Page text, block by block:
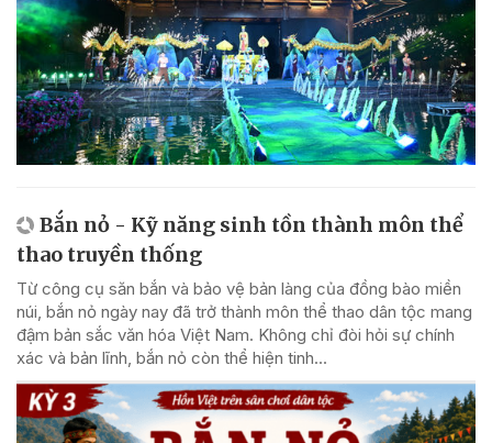
Bắn nỏ - Kỹ năng sinh tồn thành môn thể
thao truyền thống
Từ công cụ săn bắn và bảo vệ bản làng của đồng bào miền
núi, bắn nỏ ngày nay đã trở thành môn thể thao dân tộc mang
đậm bản sắc văn hóa Việt Nam. Không chỉ đòi hỏi sự chính
xác và bản lĩnh, bắn nỏ còn thể hiện tinh...